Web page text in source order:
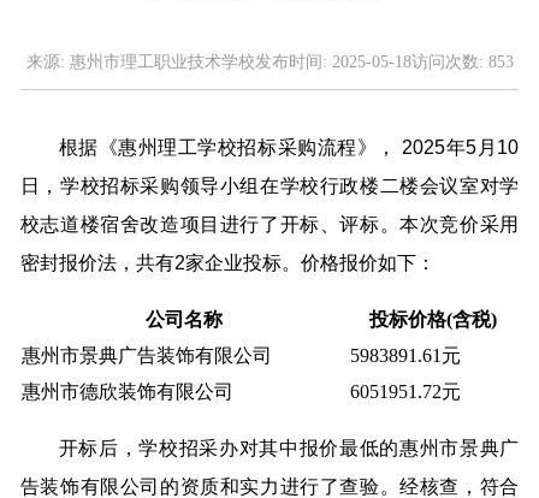
来源: 惠州市理工职业技术学校发布时间: 2025-05-18访问次数: 853
根据《惠州理工学校招标采购流程》， 2025年5月10
日，学校招标采购领导小组在学校行政楼二楼会议室对学
校志道楼宿舍改造项目进行了开标、评标。本次竞价采用
密封报价法，共有2家企业投标。价格报价如下：
公司名称
投标价格(含税)
惠州市景典广告装饰有限公司
5983891.61元
惠州市德欣装饰有限公司
6051951.72元
开标后，学校招采办对其中报价最低的惠州市景典广
告装饰有限公司的资质和实力进行了查验。经核查，符合